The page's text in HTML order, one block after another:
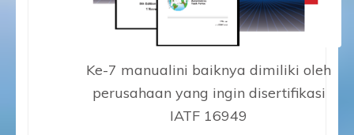
Ke-7 manualini baiknya dimiliki oleh
perusahaan yang ingin disertifikasi
IATF 16949